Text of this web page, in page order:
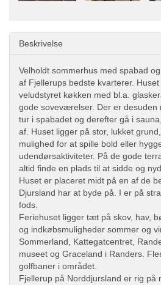
Beskrivelse
Velholdt sommerhus med spabad
af Fjellerups bedste kvarterer.
veludstyret køkken med bl.a.
gode soveværelser. Der er desuden
tur i spabadet og derefter gå i
af. Huset ligger på stor, lukket
mulighed for at spille bold eller
udendørsaktiviteter. På de gode
altid finde en plads til at sidde og
Huset er placeret midt på en af de
Djursland har at byde på. I er på
fods.
Feriehuset ligger tæt på skov, hav,
og indkøbsmuligheder sommer og
Sommerland, Kattegatcentret,
museet og Graceland i Randers.
golfbaner i området.
Fjellerup på Norddjursland er rig på